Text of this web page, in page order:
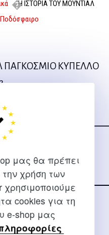
μας θα πρέπει
χρήση των
χρησιμοποιούμε
cookies για τη
e-shop μας
Η ΙΣΤΟΡΙΑ ΤΟΥ ΜΟΥΝΤΙΑΛ
1930-2002
ΠΑΓΚΟΣΜΙΟ ΚΥΠΕΛΛΟ
μας
media
παραγγελιών μέσω του